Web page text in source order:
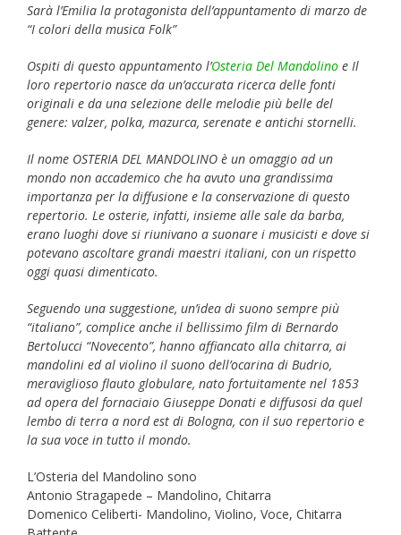
Sarà l’Emilia la protagonista dell’appuntamento di marzo de
“I colori della musica Folk”
Ospiti di questo appuntamento l’Osteria Del Mandolino e Il
loro repertorio nasce da un’accurata ricerca delle fonti
originali e da una selezione delle melodie più belle del
genere: valzer, polka, mazurca, serenate e antichi stornelli.
Il nome OSTERIA DEL MANDOLINO è un omaggio ad un
mondo non accademico che ha avuto una grandissima
importanza per la diffusione e la conservazione di questo
repertorio. Le osterie, infatti, insieme alle sale da barba,
erano luoghi dove si riunivano a suonare i musicisti e dove si
potevano ascoltare grandi maestri italiani, con un rispetto
oggi quasi dimenticato.
Seguendo una suggestione, un’idea di suono sempre più
“italiano”, complice anche il bellissimo film di Bernardo
Bertolucci “Novecento”, hanno affiancato alla chitarra, ai
mandolini ed al violino il suono dell’ocarina di Budrio,
meraviglioso flauto globulare, nato fortuitamente nel 1853
ad opera del fornaciaio Giuseppe Donati e diffusosi da quel
lembo di terra a nord est di Bologna, con il suo repertorio e
la sua voce in tutto il mondo.
L’Osteria del Mandolino sono
Antonio Stragapede – Mandolino, Chitarra
Domenico Celiberti- Mandolino, Violino, Voce, Chitarra